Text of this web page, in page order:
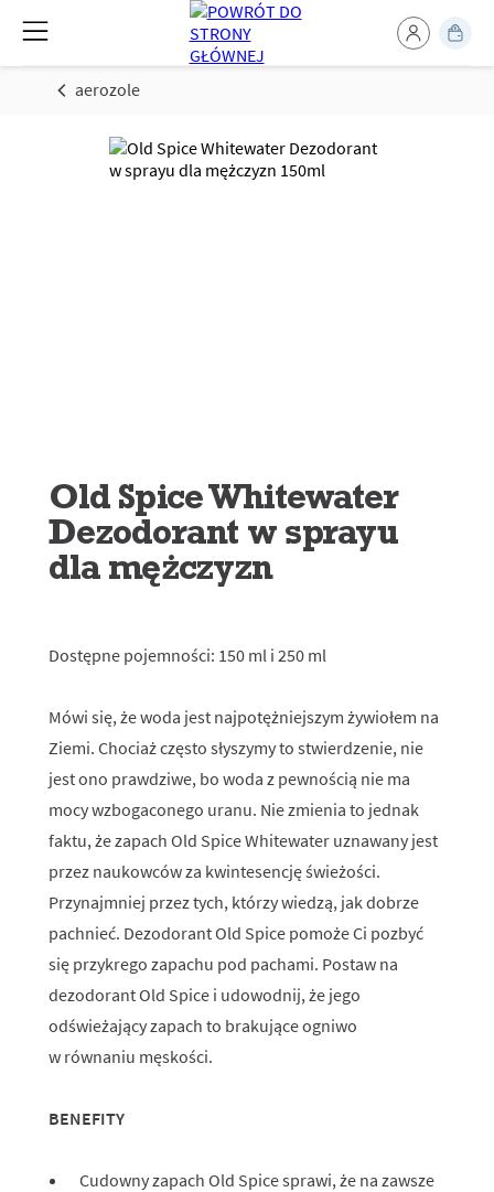
aerozole
Old Spice Whitewater
Dezodorant w sprayu
dla mężczyzn
Dostępne pojemności: 150 ml i 250 ml
Mówi się, że woda jest najpotężniejszym żywiołem na
Ziemi. Chociaż często słyszymy to stwierdzenie, nie
jest ono prawdziwe, bo woda z pewnością nie ma
mocy wzbogaconego uranu. Nie zmienia to jednak
faktu, że zapach Old Spice Whitewater uznawany jest
przez naukowców za kwintesencję świeżości.
Przynajmniej przez tych, którzy wiedzą, jak dobrze
pachnieć. Dezodorant Old Spice pomoże Ci pozbyć
się przykrego zapachu pod pachami. Postaw na
dezodorant Old Spice i udowodnij, że jego
odświeżający zapach to brakujące ogniwo
w równaniu męskości.
BENEFITY
Cudowny zapach Old Spice sprawi, że na zawsze